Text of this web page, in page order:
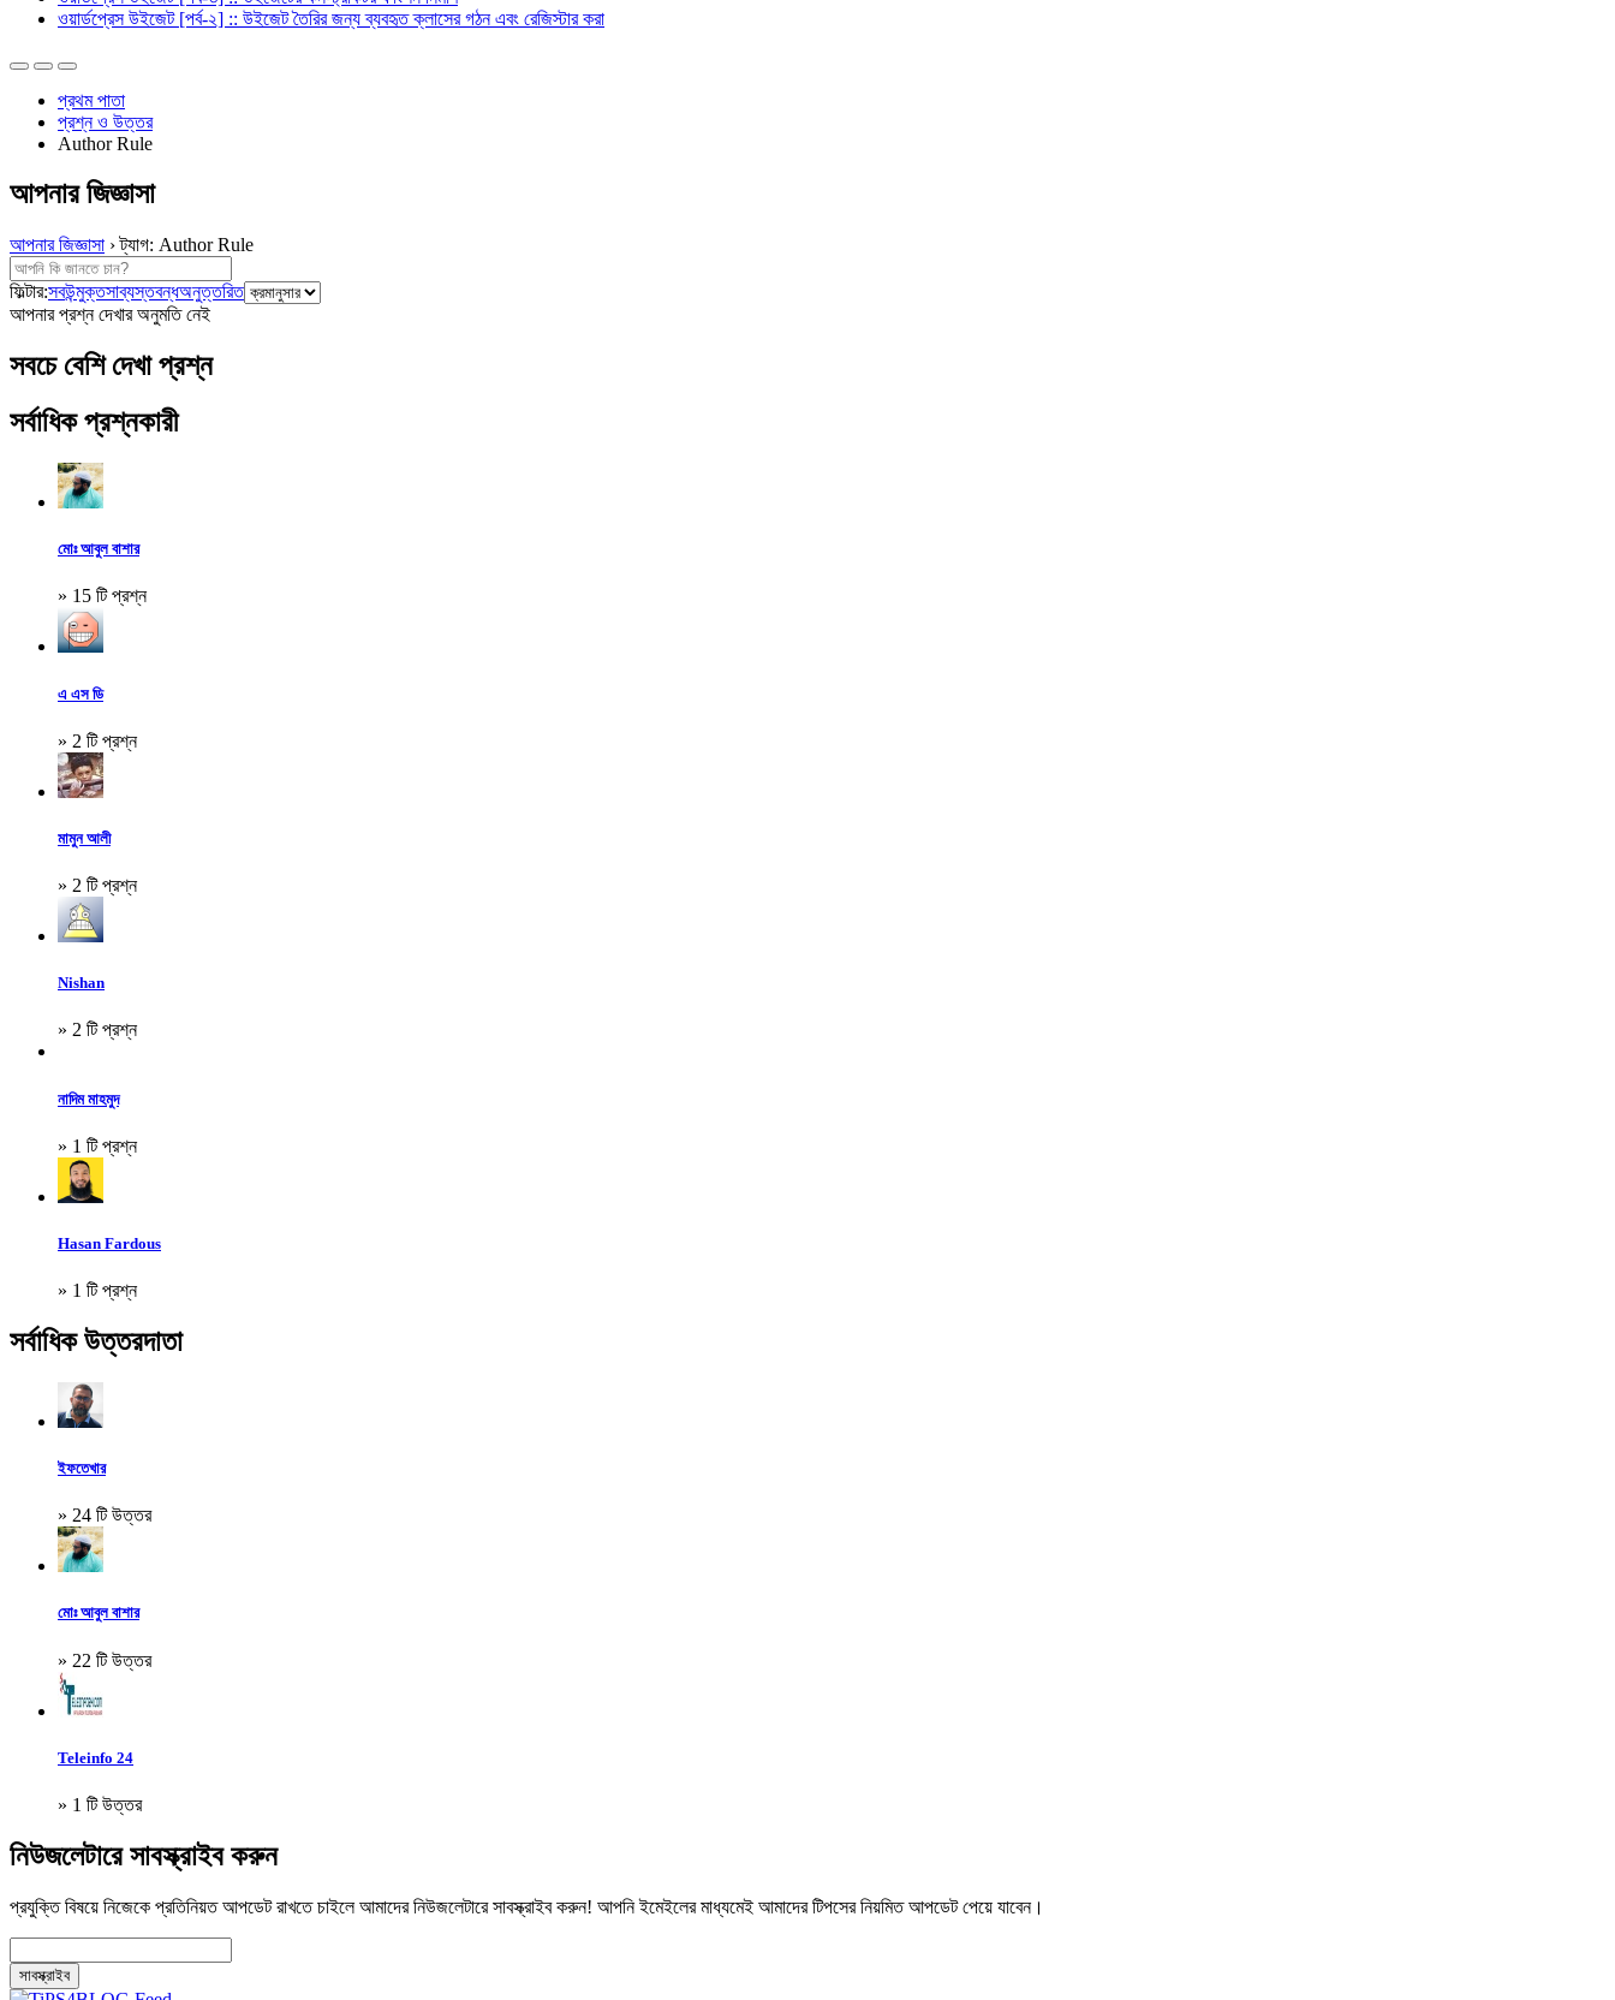
ওয়ার্ডপ্রেস উইজেট [পর্ব-২] :: উইজেট তৈরির জন্য ব্যবহৃত ক্লাসের গঠন এবং রেজিস্টার করা
প্রথম পাতা
প্রশ্ন ও উত্তর
Author Rule
আপনার জিজ্ঞাসা
আপনার জিজ্ঞাসা ›ট্যাগ: Author Rule
ফিল্টার:সবউন্মুক্তসাব্যস্তবন্ধঅনুত্তরিত
আপনার প্রশ্ন দেখার অনুমতি নেই
সবচে বেশি দেখা প্রশ্ন
সর্বাধিক প্রশ্নকারী
মোঃ আবুল বাশার
» 15 টি প্রশ্ন
এ এস ডি
» 2 টি প্রশ্ন
মামুন আলী
» 2 টি প্রশ্ন
Nishan
» 2 টি প্রশ্ন
নাদিম মাহমুদ
» 1 টি প্রশ্ন
Hasan Fardous
» 1 টি প্রশ্ন
সর্বাধিক উত্তরদাতা
ইফতেখার
» 24 টি উত্তর
মোঃ আবুল বাশার
» 22 টি উত্তর
Teleinfo 24
» 1 টি উত্তর
নিউজলেটারে সাবস্ক্রাইব করুন
প্রযুক্তি বিষয়ে নিজেকে প্রতিনিয়ত আপডেট রাখতে চাইলে আমাদের নিউজলেটারে সাবস্ক্রাইব করুন! আপনি ইমেইলের মাধ্যমেই আমাদের টিপসের নিয়মিত আপডেট পেয়ে যাবেন।